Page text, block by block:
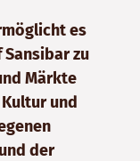
es
zu
Märkte
und
der